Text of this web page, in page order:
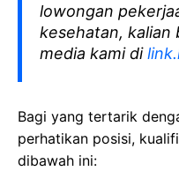
lowongan
kesehatan, kalian
media kami di
Bagi yang tertarik
perhatikan posisi,
dibawah ini: